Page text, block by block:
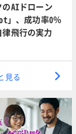
AIドローン
」、成功率0％
飛行の実力
見る